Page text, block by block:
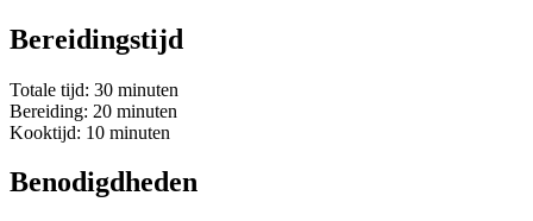
Bereidingstijd
Totale tijd: 30 minuten
Bereiding: 20 minuten
Kooktijd: 10 minuten
Benodigdheden